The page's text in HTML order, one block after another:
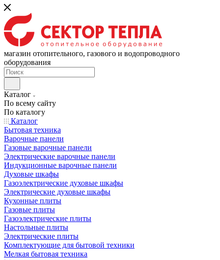
магазин отопительного, газового и водопроводного
оборудования
Каталог
По всему сайту
По каталогу
Каталог
Бытовая техника
Варочные панели
Газовые варочные панели
Электрические варочные панели
Индукционные варочные панели
Духовые шкафы
Газоэлектрические духовые шкафы
Электрические духовые шкафы
Кухонные плиты
Газовые плиты
Газоэлектрические плиты
Настольные плиты
Электрические плиты
Комплектующие для бытовой техники
Мелкая бытовая техника